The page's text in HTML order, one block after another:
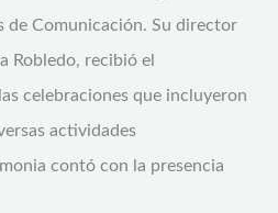
de Comunicación. Su director
Robledo, recibió el
celebraciones que incluyeron
actividades
contó con la presencia